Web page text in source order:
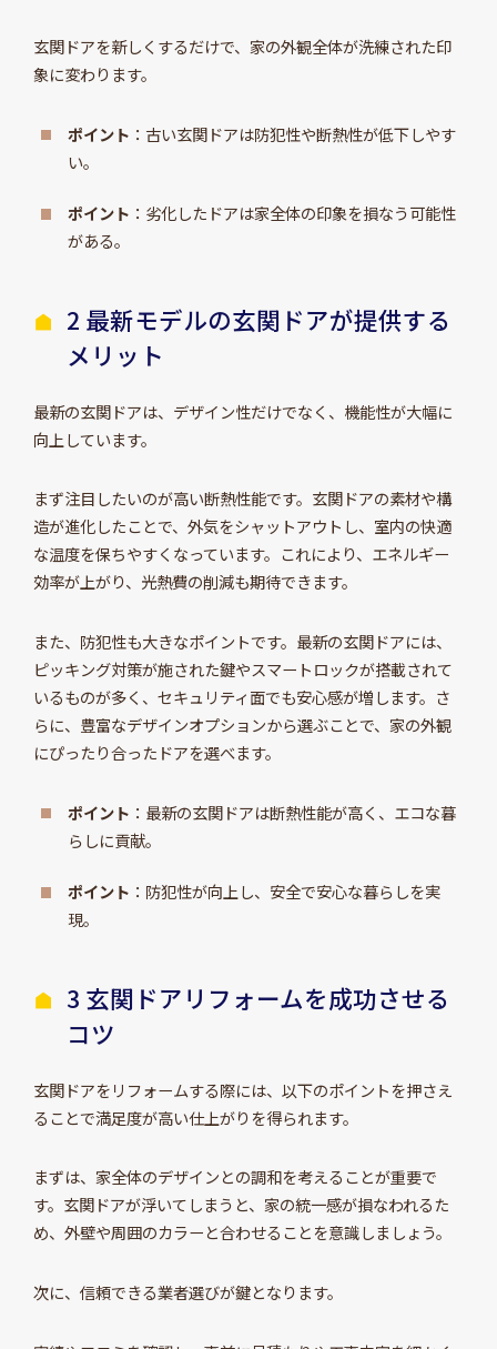
玄関ドアを新しくするだけで、家の外観全体が洗練された印
象に変わります。
ポイント ：古い玄関ドアは防犯性や断熱性が低下しやす
い。
ポイント ：劣化したドアは家全体の印象を損なう可能性
がある。
2 最新モデルの玄関ドアが提供する
メリット
最新の玄関ドアは、デザイン性だけでなく、機能性が大幅に
向上しています。
まず注目したいのが高い断熱性能です。玄関ドアの素材や構
造が進化したことで、外気をシャットアウトし、室内の快適
な温度を保ちやすくなっています。これにより、エネルギー
効率が上がり、光熱費の削減も期待できます。
また、防犯性も大きなポイントです。最新の玄関ドアには、
ピッキング対策が施された鍵やスマートロックが搭載されて
いるものが多く、セキュリティ面でも安心感が増します。さ
らに、豊富なデザインオプションから選ぶことで、家の外観
にぴったり合ったドアを選べます。
ポイント ：最新の玄関ドアは断熱性能が高く、エコな暮
らしに貢献。
ポイント ：防犯性が向上し、安全で安心な暮らしを実
現。
3 玄関ドアリフォームを成功させる
コツ
玄関ドアをリフォームする際には、以下のポイントを押さえ
ることで満足度が高い仕上がりを得られます。
まずは、家全体のデザインとの調和を考えることが重要で
す。玄関ドアが浮いてしまうと、家の統一感が損なわれるた
め、外壁や周囲のカラーと合わせることを意識しましょう。
次に、信頼できる業者選びが鍵となります。